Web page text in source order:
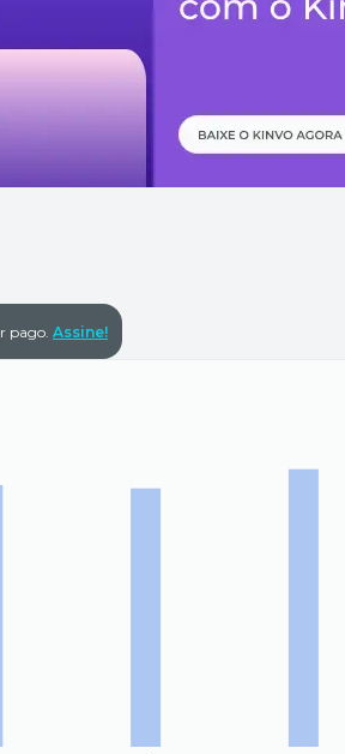
pago. Assine!